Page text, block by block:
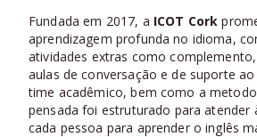
Fundada em 2017, a ICOT Cork
aprendizagem profunda no idioma,
atividades extras como
aulas de conversação e de suporte
time acadêmico, bem como a
pensada foi estruturado para atender
cada pessoa para aprender o inglês